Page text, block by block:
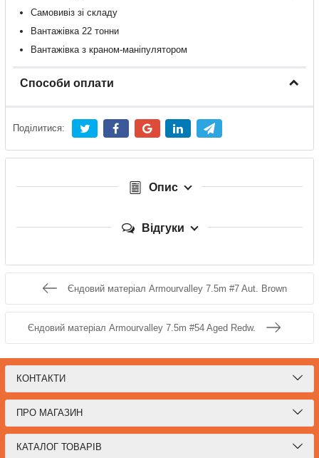
Самовивіз зі складу
Вантажівка 22 тонни
Вантажівка з краном-маніпулятором
Способи оплати
Поділитися:
Опис
Відгуки
Єндовий матеріал Armourvalley 7.5m #7 Aut. Brown
Єндовий матеріал Armourvalley 7.5m #54 Aged Redw.
КОНТАКТИ
ПРО МАГАЗИН
КАТАЛОГ ТОВАРІВ